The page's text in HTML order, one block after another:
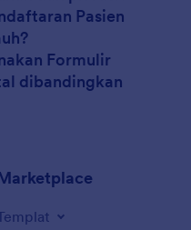
Pasien
Formulir
dibandingkan